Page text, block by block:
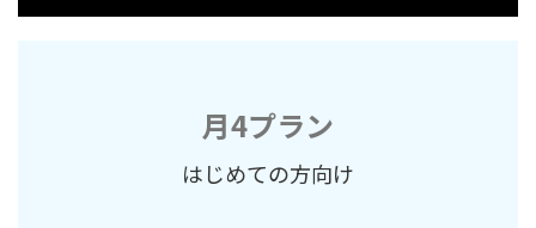
月4プラン
はじめての方向け